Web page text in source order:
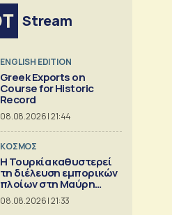
Stream
ENGLISH EDITION
Greek Exports on
Course for Historic
Record
08.08.2026 | 21:44
ΚΟΣΜΟΣ
Η Τουρκία καθυστερεί
τη διέλευση εμπορικών
πλοίων στη Μαύρη
Θάλασσα
08.08.2026 | 21:33